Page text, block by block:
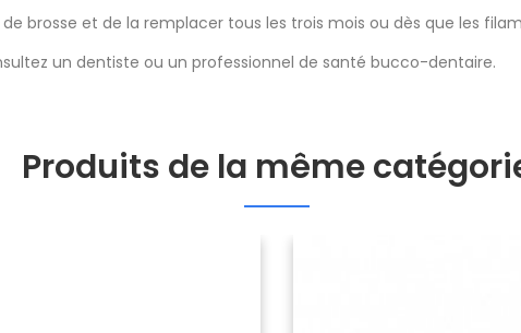
brosse et de la remplacer tous les trois mois ou dès que les
un dentiste ou un professionnel de santé bucco-dentaire.
Produits de la même